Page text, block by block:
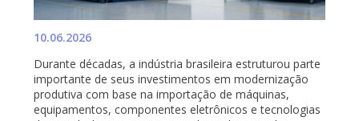
10.06.2026
Durante décadas, a indústria brasileira estruturou parte
importante de seus investimentos em modernização
produtiva com base na importação de máquinas,
equipamentos, componentes eletrônicos e tecnologias